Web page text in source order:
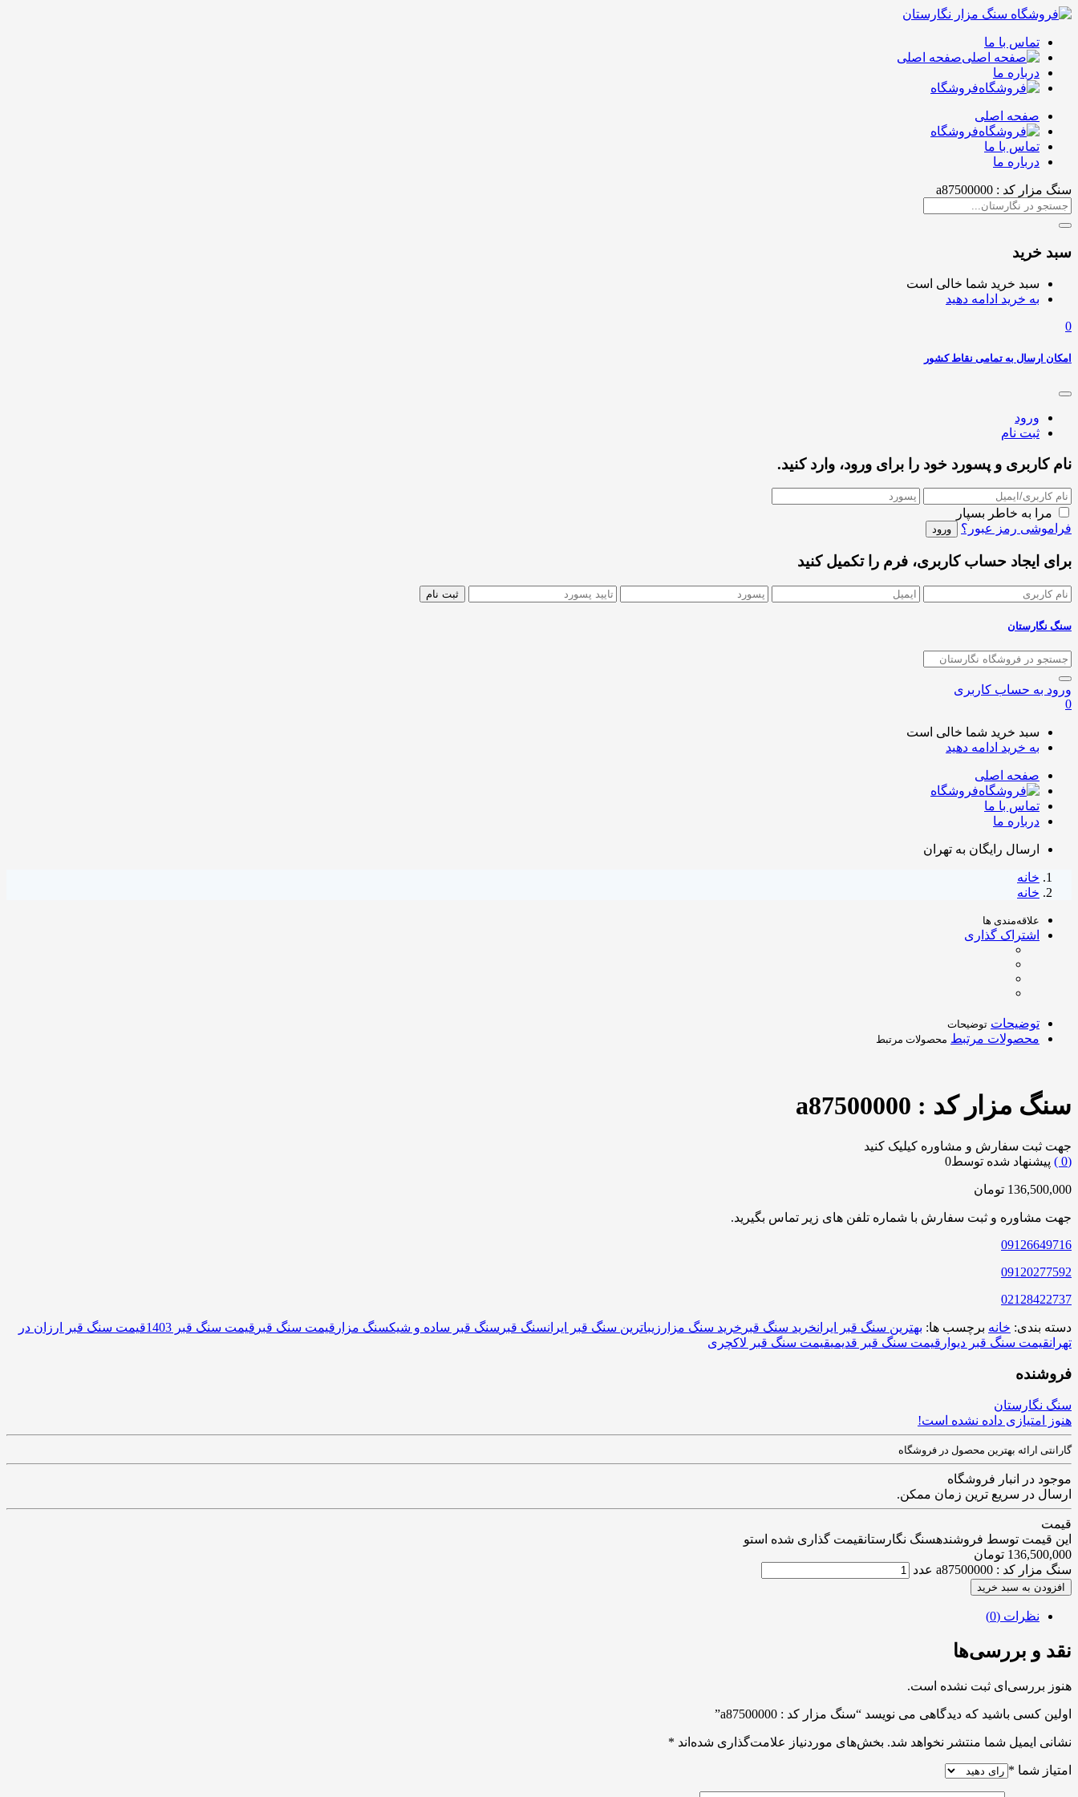
تماس با ما
صفحه اصلی
درباره ما
فروشگاه
صفحه اصلی
فروشگاه
تماس با ما
درباره ما
سنگ مزار کد : a87500000
سبد خرید
سبد خرید شما خالی است
به خرید ادامه دهید
0
امکان ارسال به تمامی نقاط کشور
ورود
ثبت نام
نام کاربری و پسورد خود را برای ورود، وارد کنید.
مرا به خاطر بسپار
فراموشی رمز عبور؟
برای ایجاد حساب کاربری، فرم را تکمیل کنید
سنگ نگارستان
ورود به حساب کاربری
0
سبد خرید شما خالی است
به خرید ادامه دهید
صفحه اصلی
فروشگاه
تماس با ما
درباره ما
ارسال رایگان به تهران
خانه
خانه
علاقه‌مندی ها
اشتراک گذاری
توضیحات توضیحات
محصولات مرتبط محصولات مرتبط
سنگ مزار کد : a87500000
جهت ثبت سفارش و مشاوره کیلیک کنید
0
) پیشنهاد شده توسط0
136,500,000 تومان
جهت مشاوره و ثبت سفارش با شماره تلفن های زیر تماس بگیرید.
09126649716
09120277592
02128422737
دسته بندی: خانه برچسب ها: بهترین سنگ قبر ایرانخرید سنگ قبر خرید سنگ مزار زیباترین سنگ قبر ایرانسنگ قبر سنگ قبر ساده و شیکسنگ مزار قیمت سنگ قبر قیمت سنگ قبر 1403
قیمت سنگ قبر ارزان در
تهرانقیمت سنگ قبر دیوار قیمت سنگ قبر قدیمیقیمت سنگ قبر لاکچری
فروشنده
سنگ نگارستان
هنوز امتیازی داده نشده است!
گارانتی ارائه بهترین محصول در فروشگاه
موجود در انبار فروشگاه
ارسال در سریع ترین زمان ممکن.
قیمت
این قیمت توسط فروشندهسنگ نگارستانقیمت گذاری شده استو
136,500,000 تومان
سنگ مزار کد : a87500000 عدد
افزودن به سبد خرید
نظرات (0)
نقد و بررسی‌ها
هنوز بررسی‌ای ثبت نشده است.
اولین کسی باشید که دیدگاهی می نویسد “سنگ مزار کد : a87500000”
نشانی ایمیل شما منتشر نخواهد شد. بخش‌های موردنیاز علامت‌گذاری شده‌اند *
امتیاز شما *